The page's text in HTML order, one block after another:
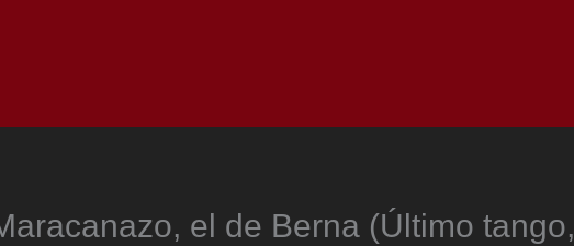
el de Berna (Último tango,